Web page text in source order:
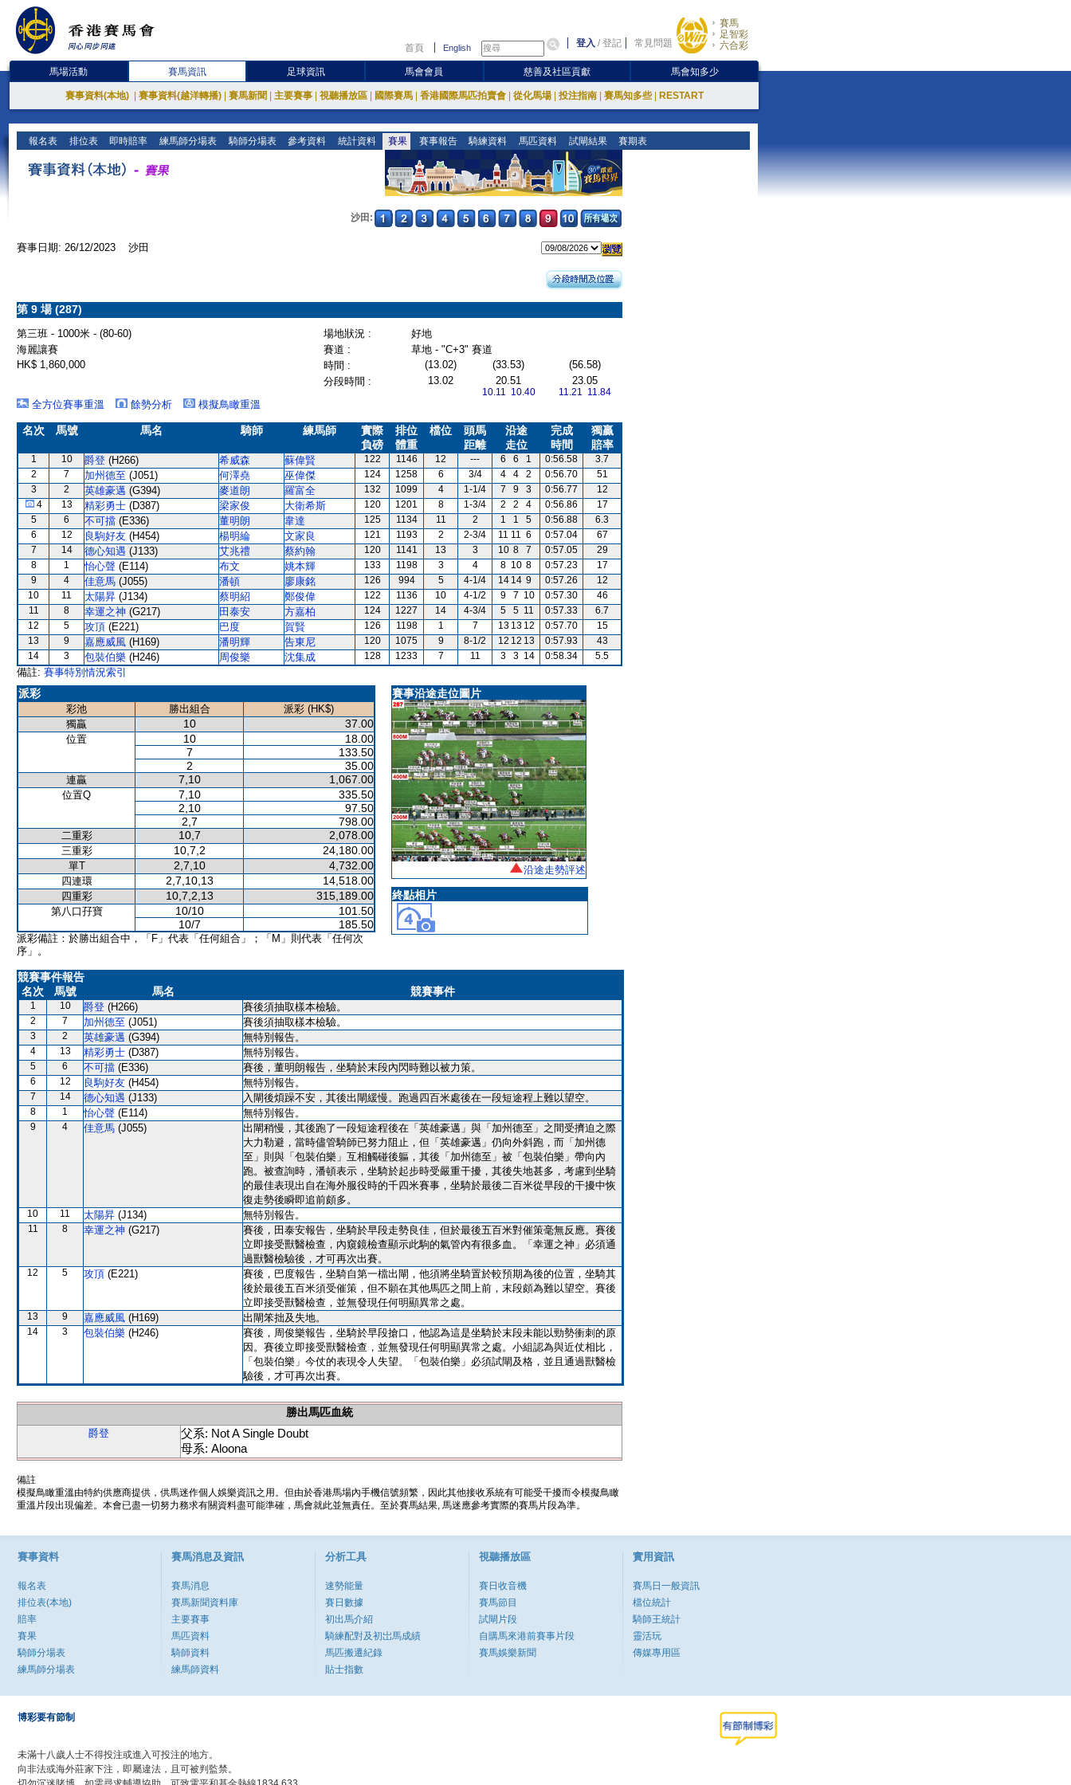
首頁 English 登入 /登記 常見問題
賽馬
足智彩
六合彩
馬場活動 賽馬資訊 足球資訊 馬會會員 慈善及社區貢獻 馬會知多少
賽事資料(本地) 賽事資料(越洋轉播) 賽馬新聞 主要賽事 視聽播放區 國際賽馬 香港國際馬匹拍賣會 從化馬場 投注指南 賽馬知多些 RESTART
報名表 排位表 即時賠率 練馬師分場表 騎師分場表 參考資料 統計資料 賽果 賽事報告 騎練資料 馬匹資料 試閘結果 賽期表
沙田:
賽事日期: 26/12/2023 沙田
第 9 場 (287)
第三班 - 1000米 - (80-60) 場地狀況 :
好地
海麗讓賽
賽道 :
草地 - "C+3" 賽道
HK$ 1,860,000
時間 : (13.02) (33.53)
(56.58)
分段時間 :
13.02 20.51
10.11 10.40
23.05
11.21 11.84
全方位賽事重溫 餘勢分析 模擬鳥瞰重溫
名次 馬號 馬名 騎師 練馬師
實際
負磅
排位
體重
檔位
頭馬
距離
沿途
走位
完成
時間
獨贏
賠率
1 10 爵登 (H266) 希威森 蘇偉賢 122 1146 12 --- 6 6 1 0:56.58
3.7
2
7 加州德至 (J051) 何澤堯 巫偉傑 124 1258 6 3/4 4 4 2 0:56.70
51
3
2 英雄豪邁 (G394) 麥道朗 羅富全 132 1099 4 1-1/4 7 9 3 0:56.77
12
4
13 精彩勇士 (D387) 梁家俊 大衛希斯 120 1201 8 1-3/4 2 2 4 0:56.86
17
5
6 不可擋 (E336) 董明朗 韋達 125 1134 11 2 1 1 5 0:56.88
6.3
6
12 良駒好友 (H454) 楊明綸 文家良 121 1193 2 2-3/4 11 11 6 0:57.04
67
7
14 德心知遇 (J133) 艾兆禮 蔡約翰 120 1141 13 3 10 8 7 0:57.05
29
8
1 怡心聲 (E114) 布文 姚本輝 133 1198 3 4 8 10 8 0:57.23
17
9
4 佳意馬 (J055) 潘頓 廖康銘 126 994 5 4-1/4 14 14 9 0:57.26
12
10
11 太陽昇 (J134) 蔡明紹 鄭俊偉 122 1136 10 4-1/2 9 7 10 0:57.30
46
11
8 幸運之神 (G217) 田泰安 方嘉柏 124 1227 14 4-3/4 5 5 11 0:57.33
6.7
12
5 攻頂 (E221) 巴度 賀賢 126 1198 1 7 13 13 12 0:57.70
15
13
9 嘉應威風 (H169) 潘明輝 告東尼 120 1075 9 8-1/2 12 12 13 0:57.93
43
14
3 包裝伯樂 (H246) 周俊樂 沈集成 128 1233 7 11 3 3 14 0:58.34 5.5
備註: 賽事特別情況索引
派彩
彩池 勝出組合
派彩 (HK$)
獨贏
10 37.00
位置 10
18.00
7
133.50
2
35.00
連贏 7,10 1,067.00
位置Q 7,10
335.50
2,10
97.50
2,7
798.00
二重彩 10,7 2,078.00
三重彩 10,7,2 24,180.00
單T 2,7,10 4,732.00
四連環 2,7,10,13 14,518.00
四重彩 10,7,2,13 315,189.00
第八口孖寶 10/10
101.50
10/7
185.50
派彩備註：於勝出組合中，「F」代表「任何組合」；「M」則代表「任何次
序」。
賽事沿途走位圖片
沿途走勢評述
終點相片
競賽事件報告
名次
馬號 馬名 競賽事件
1 10 爵登 (H266) 賽後須抽取樣本檢驗。
2 7 加州德至 (J051) 賽後須抽取樣本檢驗。
3 2 英雄豪邁 (G394) 無特別報告。
4 13 精彩勇士 (D387) 無特別報告。
5 6 不可擋 (E336) 賽後，董明朗報告，坐騎於末段內閃時難以被力策。
6 12 良駒好友 (H454) 無特別報告。
7 14 德心知遇 (J133) 入閘後煩躁不安，其後出閘緩慢。跑過四百米處後在一段短途程上難以望空。
8 1 怡心聲 (E114) 無特別報告。
9 4 佳意馬 (J055)
出閘稍慢，其後跑了一段短途程後在「英雄豪邁」與「加州德至」之間受擠迫之際
大力勒避，當時儘管騎師已努力阻止，但「英雄豪邁」仍向外斜跑，而「加州德
至」則與「包裝伯樂」互相觸碰後軀，其後「加州德至」被「包裝伯樂」帶向內
跑。被查詢時，潘頓表示，坐騎於起步時受嚴重干擾，其後失地甚多，考慮到坐騎
的最佳表現出自在海外服役時的千四米賽事，坐騎於最後二百米從早段的干擾中恢
復走勢後瞬即追前頗多。
10 11 太陽昇 (J134) 無特別報告。
11 8 幸運之神 (G217)
賽後，田泰安報告，坐騎於早段走勢良佳，但於最後五百米對催策毫無反應。賽後
立即接受獸醫檢查，內窺鏡檢查顯示此駒的氣管內有很多血。「幸運之神」必須通
過獸醫檢驗後，才可再次出賽。
12 5 攻頂 (E221)
賽後，巴度報告，坐騎自第一檔出閘，他須將坐騎置於較預期為後的位置，坐騎其
後於最後五百米須受催策，但不願在其他馬匹之間上前，末段頗為難以望空。賽後
立即接受獸醫檢查，並無發現任何明顯異常之處。
13 9 嘉應威風 (H169) 出閘笨拙及失地。
14 3 包裝伯樂 (H246)
賽後，周俊樂報告，坐騎於早段搶口，他認為這是坐騎於末段未能以勁勢衝刺的原
因。賽後立即接受獸醫檢查，並無發現任何明顯異常之處。小組認為與近仗相比，
「包裝伯樂」今仗的表現令人失望。「包裝伯樂」必須試閘及格，並且通過獸醫檢
驗後，才可再次出賽。
勝出馬匹血統
爵登
父系: Not A Single Doubt
母系: Aloona
備註
模擬鳥瞰重溫由特約供應商提供，供馬迷作個人娛樂資訊之用。但由於香港馬場內手機信號頻繁，因此其他接收系統有可能受干擾而令模擬鳥瞰
重溫片段出現偏差。本會已盡一切努力務求有關資料盡可能準確，馬會就此並無責任。至於賽馬結果, 馬迷應參考實際的賽馬片段為準。
賽事資料
報名表
排位表(本地)
賠率
賽果
騎師分場表
練馬師分場表
賽馬消息及資訊
賽馬消息
賽馬新聞資料庫
主要賽事
馬匹資料
騎師資料
練馬師資料
分析工具
速勢能量
賽日數據
初出馬介紹
騎練配對及初岀馬成績
馬匹搬遷紀錄
貼士指數
視聽播放區
賽日收音機
賽馬節目
試閘片段
自購馬來港前賽事片段
賽馬娛樂新聞
實用資訊
賽馬日一般資訊
檔位統計
騎師王統計
靈活玩
傳媒專用區
博彩要有節制
未滿十八歲人士不得投注或進入可投注的地方。
向非法或海外莊家下注，即屬違法，且可被判監禁。